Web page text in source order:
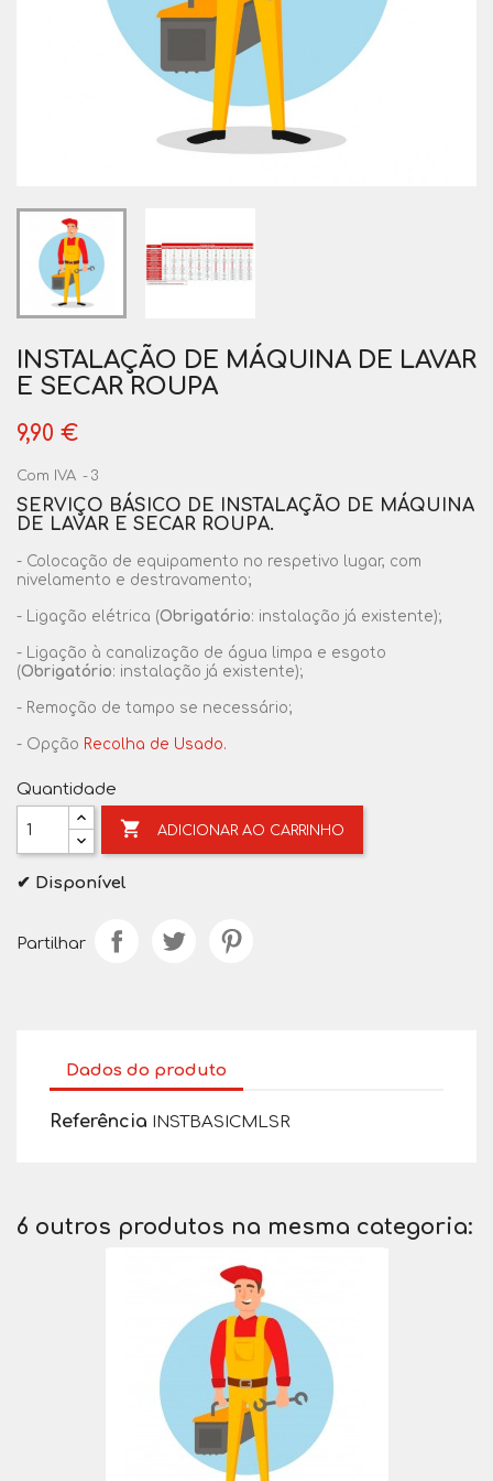
INSTALAÇÃO DE MÁQUINA DE LAVAR
E SECAR ROUPA
9,90 €
Com IVA 3
SERVIÇO BÁSICO DE INSTALAÇÃO DE MÁQUINA
DE LAVAR E SECAR ROUPA.
- Colocação de equipamento no respetivo lugar, com
nivelamento e destravamento;
- Ligação elétrica (Obrigatório: instalação já existente);
- Ligação à canalização de água limpa e esgoto
(Obrigatório: instalação já existente);
- Remoção de tampo se necessário;
- Opção Recolha de Usado.
Quantidade
 ADICIONAR AO CARRINHO
✔ Disponível
Partilhar
Dados do produto
Referência INSTBASICMLSR
6 outros produtos na mesma categoria: